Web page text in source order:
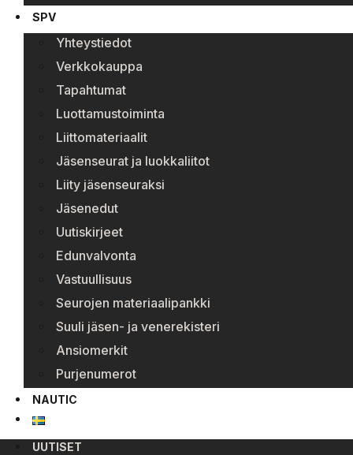
SPV
Yhteystiedot
Verkkokauppa
Tapahtumat
Luottamustoiminta
Liittomateriaalit
Jäsenseurat ja luokkaliitot
Liity jäsenseuraksi
Jäsenedut
Uutiskirjeet
Edunvalvonta
Vastuullisuus
Seurojen materiaalipankki
Suuli jäsen- ja venerekisteri
Ansiomerkit
Purjenumerot
NAUTIC
UUTISET